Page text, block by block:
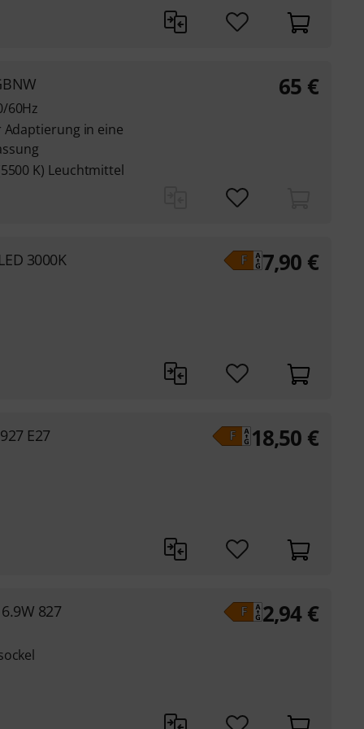
60Hz
Adaptierung in eine
K) Leuchtmittel
65 €
3000K 7,90 €
E27 18,50 €
827 2,94 €